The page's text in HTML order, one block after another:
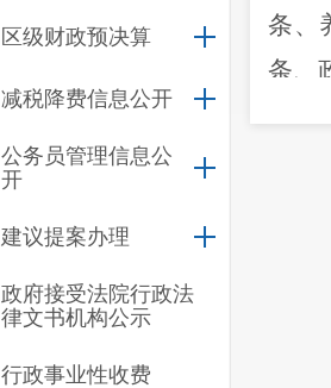
区级财政预决算
减税降费信息公开
公务员管理信息公
开
建议提案办理
政府接受法院行政法
律文书机构公示
行政事业性收费
条、
条、